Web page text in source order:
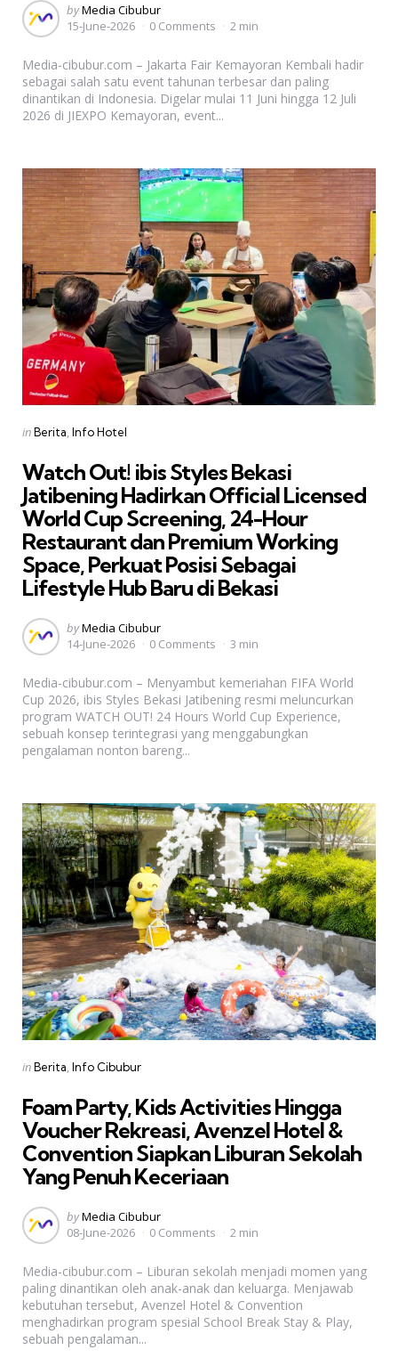
Posted
by
byMedia Cibubur
15-June-2026
0 Comments 2 min
Media-cibubur.com – Jakarta Fair Kemayoran Kembali hadir
sebagai salah satu event tahunan terbesar dan paling
dinantikan di Indonesia. Digelar mulai 11 Juni hingga 12 Juli
2026 di JIEXPO Kemayoran, event...
Categories
Posted
inBerita Info Hotel
Watch Out! ibis Styles Bekasi
Jatibening Hadirkan Official Licensed
World Cup Screening, 24-Hour
Restaurant dan Premium Working
Space, Perkuat Posisi Sebagai
Lifestyle Hub Baru di Bekasi
Posted
by
byMedia Cibubur
14-June-2026
0 Comments 3 min
Media-cibubur.com – Menyambut kemeriahan FIFA World
Cup 2026, ibis Styles Bekasi Jatibening resmi meluncurkan
program WATCH OUT! 24 Hours World Cup Experience,
sebuah konsep terintegrasi yang menggabungkan
pengalaman nonton bareng...
Categories
Posted
inBerita Info Cibubur
Foam Party, Kids Activities Hingga
Voucher Rekreasi, Avenzel Hotel &
Convention Siapkan Liburan Sekolah
Yang Penuh Keceriaan
Posted
by
byMedia Cibubur
08-June-2026
0 Comments 2 min
Media-cibubur.com – Liburan sekolah menjadi momen yang
paling dinantikan oleh anak-anak dan keluarga. Menjawab
kebutuhan tersebut, Avenzel Hotel & Convention
menghadirkan program spesial School Break Stay & Play,
sebuah pengalaman...